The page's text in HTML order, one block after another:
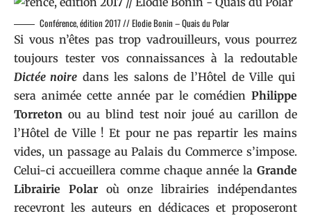
Conférence, édition 2017 // Elodie Bonin – Quais du Polar
Si vous n’êtes pas trop vadrouilleurs, vous pourrez
toujours tester vos connaissances à la redoutable
Dictée noire dans les salons de l’Hôtel de Ville qui
sera animée cette année par le comédien Philippe
Torreton ou au blind test noir joué au carillon de
l’Hôtel de Ville ! Et pour ne pas repartir les mains
vides, un passage au Palais du Commerce s’impose.
Celui-ci accueillera comme chaque année la Grande
Librairie Polaroù onze librairies indépendantes
recevront les auteurs en dédicaces et proposeront